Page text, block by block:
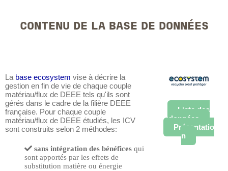
CONTENU DE LA BASE DE DONNÉES
La base ecosystem vise à décrire la
gestion en fin de vie de chaque couple
matériau/flux de DEEE tels qu'ils sont
gérés dans le cadre de la filière DEEE
française. Pour chaque couple
matériau/flux de DEEE étudiés, les ICV
sont construits selon 2 méthodes:
sans intégration des bénéfices qui
sont apportés par les effets de
substitution matière ou énergie
Liste des
données
Présentatio
n